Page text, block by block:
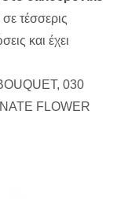
τέσσερις
και έχει
030
FLOWER